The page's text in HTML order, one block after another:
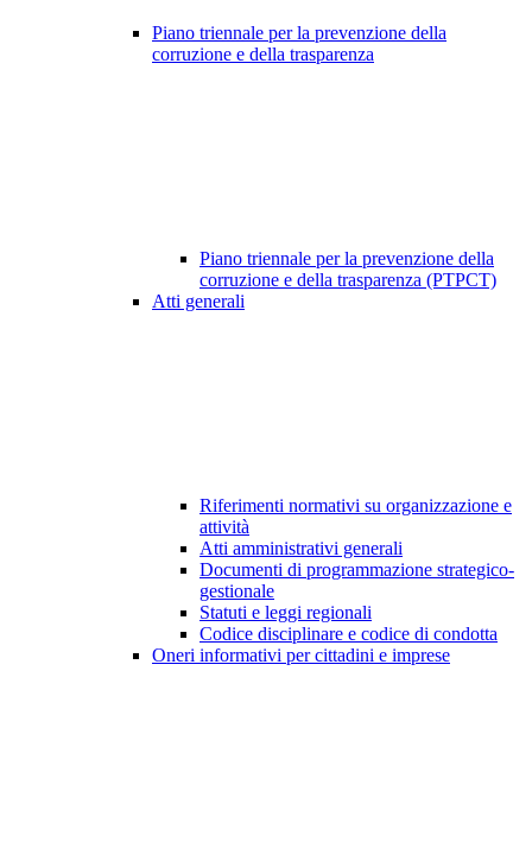
Piano triennale per la prevenzione della
corruzione e della trasparenza
Piano triennale per la prevenzione della
corruzione e della trasparenza (PTPCT)
Atti generali
Riferimenti normativi su organizzazione e
attività
Atti amministrativi generali
Documenti di programmazione strategico-
gestionale
Statuti e leggi regionali
Codice disciplinare e codice di condotta
Oneri informativi per cittadini e imprese